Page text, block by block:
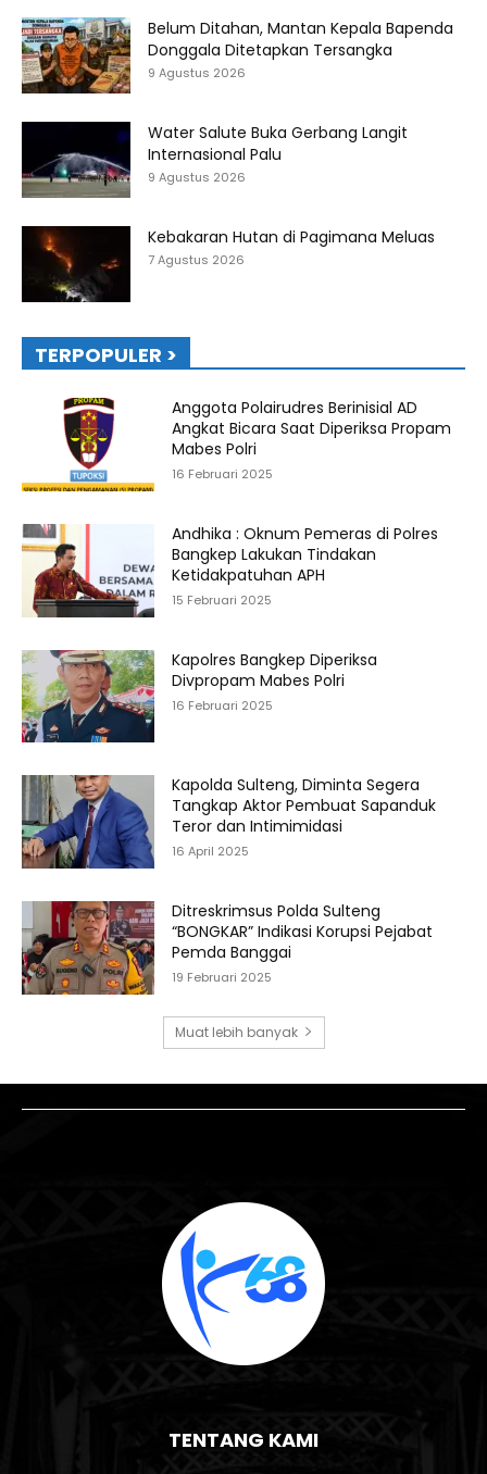
Belum Ditahan, Mantan Kepala Bapenda
Donggala Ditetapkan Tersangka
9 Agustus 2026
Water Salute Buka Gerbang Langit
Internasional Palu
9 Agustus 2026
Kebakaran Hutan di Pagimana Meluas
7 Agustus 2026
TERPOPULER >
Anggota Polairudres Berinisial AD
Angkat Bicara Saat Diperiksa Propam
Mabes Polri
16 Februari 2025
Andhika : Oknum Pemeras di Polres
Bangkep Lakukan Tindakan
Ketidakpatuhan APH
15 Februari 2025
Kapolres Bangkep Diperiksa
Divpropam Mabes Polri
16 Februari 2025
Kapolda Sulteng, Diminta Segera
Tangkap Aktor Pembuat Sapanduk
Teror dan Intimimidasi
16 April 2025
Ditreskrimsus Polda Sulteng
“BONGKAR” Indikasi Korupsi Pejabat
Pemda Banggai
19 Februari 2025
Muat lebih banyak
TENTANG KAMI